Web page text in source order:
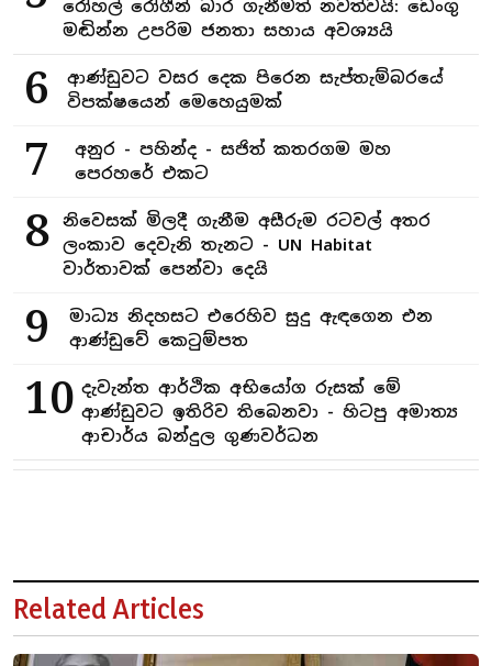
රෝහල් රෝගීන් බාර ගැනීමත් නවත්වයි: ඩෙංගු
මඬින්න උපරිම ජනතා සහාය අවශ්‍යයි
6
ආණ්ඩුවට වසර දෙක පිරෙන සැප්තැම්බරයේ
විපක්ෂයෙන් මෙහෙයුමක්
7
අනුර - පහින්ද - සජිත් කතරගම මහ
පෙරහරේ එකට
8
නිවෙසක් මිලදී ගැනීම අසීරුම රටවල් අතර
ලංකාව දෙවැනි තැනට - UN Habitat
වාර්තාවක් පෙන්වා දෙයි
9
මාධ්‍ය නිදහසට එරෙහිව සුදු ඇඳගෙන එන
ආණ්ඩුවේ කෙටුම්පත
10 දැවැන්ත ආර්ථික අභියෝග රුසක් මේ
ආණ්ඩුවට ඉතිරිව තිබෙනවා - හිටපු අමාත්‍ය
ආචාර්ය බන්දුල ගුණවර්ධන
Related Articles